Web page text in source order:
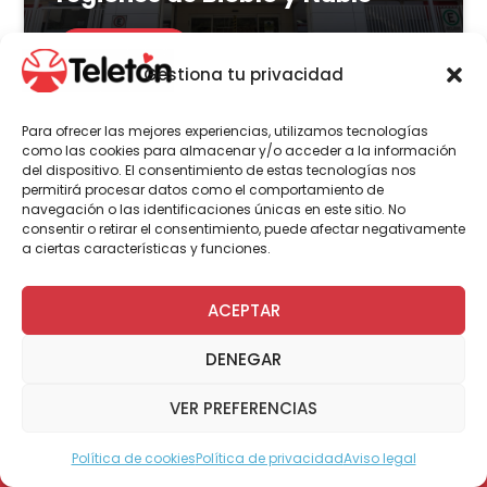
Gestiona tu privacidad
Para ofrecer las mejores experiencias, utilizamos tecnologías
como las cookies para almacenar y/o acceder a la información
del dispositivo. El consentimiento de estas tecnologías nos
permitirá procesar datos como el comportamiento de
navegación o las identificaciones únicas en este sitio. No
consentir o retirar el consentimiento, puede afectar negativamente
a ciertas características y funciones.
ACEPTAR
DENEGAR
VER PREFERENCIAS
Política de cookiesPolítica de privacidadAviso legal
LEER MÁS
Actualidad Voluntariado
23 de julio | 2026
Programa Abre: Voluntariado
de Teletón mejoró
viviendas a nivel nacional
LEER MÁS Modo Accesible